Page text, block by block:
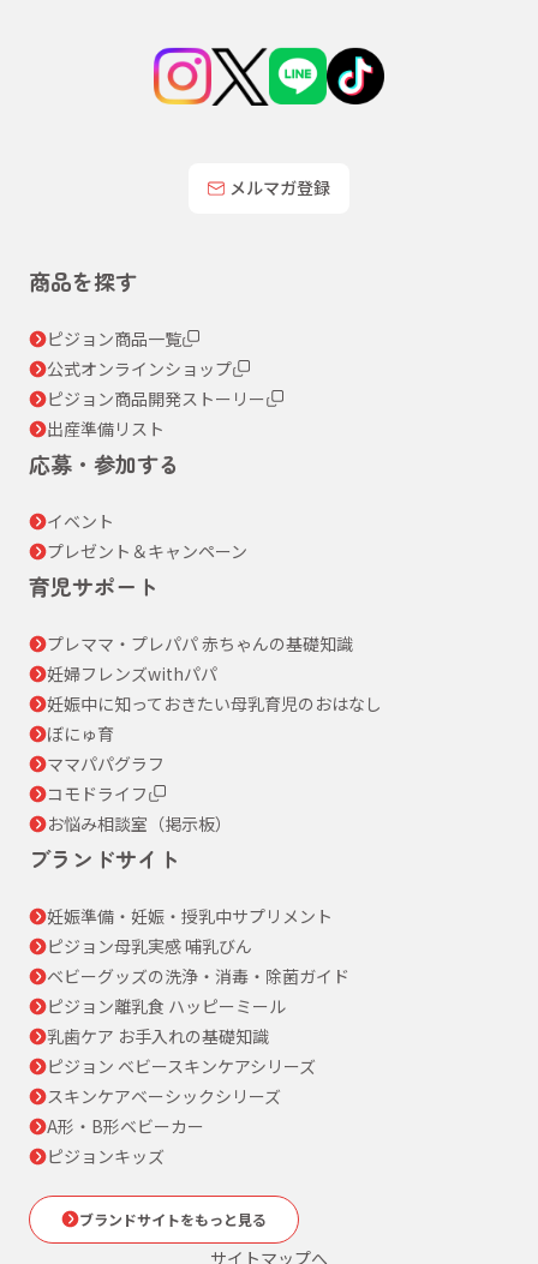
メルマガ登録
商品を探す
ピジョン商品一覧
公式オンラインショップ
ピジョン商品開発ストーリー
出産準備リスト
応募・参加する
イベント
プレゼント＆キャンペーン
育児サポート
プレママ・プレパパ 赤ちゃんの基礎知識
妊婦フレンズwithパパ
妊娠中に知っておきたい母乳育児のおはなし
ぼにゅ育
ママパパグラフ
コモドライフ
お悩み相談室（掲示板）
ブランドサイト
妊娠準備・妊娠・授乳中サプリメント
ピジョン母乳実感 哺乳びん
ベビーグッズの洗浄・消毒・除菌ガイド
ピジョン離乳食 ハッピーミール
乳歯ケア お手入れの基礎知識
ピジョン ベビースキンケアシリーズ
スキンケアベーシックシリーズ
A形・B形ベビーカー
ピジョンキッズ
ブランドサイトをもっと見る
サイトマップへ